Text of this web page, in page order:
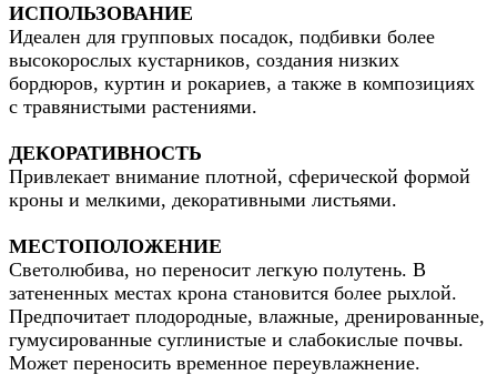
ИСПОЛЬЗОВАНИЕ
Идеален для групповых посадок, подбивки более
высокорослых кустарников, создания низких
бордюров, куртин и рокариев, а также в композициях
с травянистыми растениями.
ДЕКОРАТИВНОСТЬ
Привлекает внимание плотной, сферической формой
кроны и мелкими, декоративными листьями.
МЕСТОПОЛОЖЕНИЕ
Светолюбива, но переносит легкую полутень. В
затененных местах крона становится более рыхлой.
Предпочитает плодородные, влажные, дренированные,
гумусированные суглинистые и слабокислые почвы.
Может переносить временное переувлажнение.